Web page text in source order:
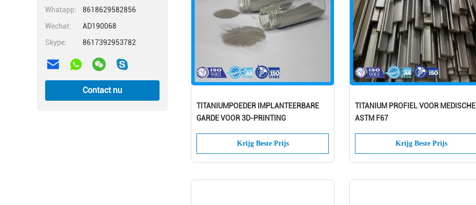
Whatapp:
8618629582856
Wechat:
AD190068
Skype:
8617392953782
Contact nu
TITANIUMPOEDER IMPLANTEERBARE
GARDE VOOR 3D-PRINTING
Krijg Beste Prijs
TITANIUM PROFIEL VOOR MEDISCHE
ASTM F67
Krijg Beste Prijs